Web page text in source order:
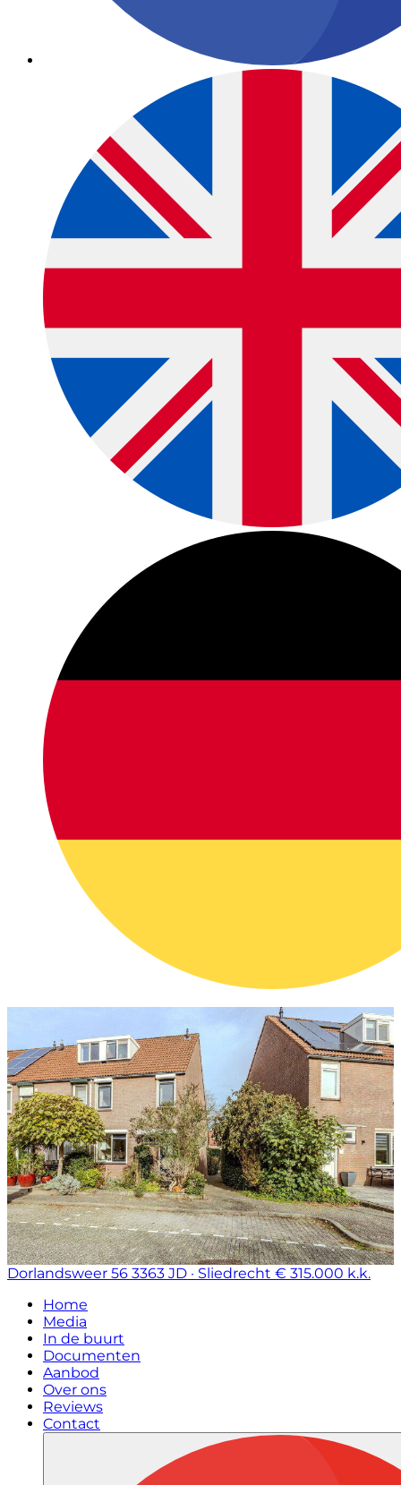
Dorlandsweer 56 3363 JD · Sliedrecht € 315.000 k.k.
Home
Media
In de buurt
Documenten
Aanbod
Over ons
Reviews
Contact